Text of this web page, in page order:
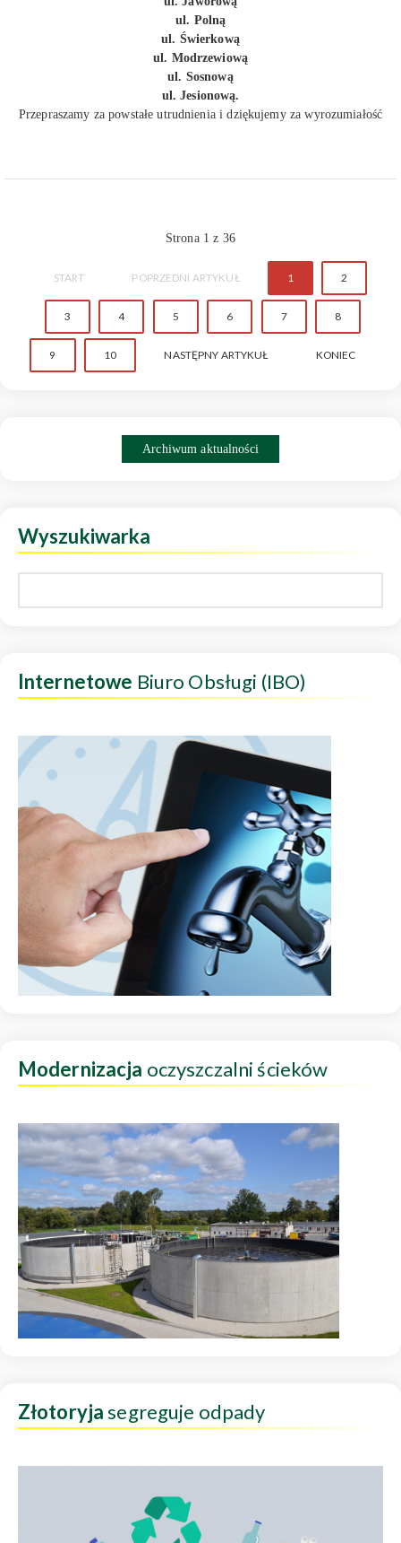
ul. Polną
ul. Świerkową
ul. Modrzewiową
ul. Sosnową
ul. Jesionową.
Przepraszamy za powstałe utrudnienia i dziękujemy za wyrozumiałość
Strona 1 z 36
START POPRZEDNI ARTYKUŁ 1 2
3 4 5 6 7 8
9 10 NASTĘPNY ARTYKUŁ KONIEC
Archiwum aktualności
Wyszukiwarka
Internetowe Biuro Obsługi (IBO)
Modernizacja oczyszczalni ścieków
Złotoryjasegreguje odpady